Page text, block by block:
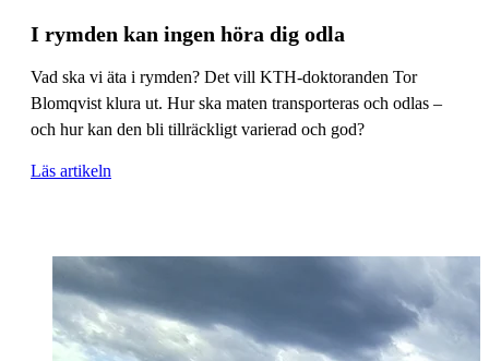
I rymden kan ingen höra dig odla
Vad ska vi äta i rymden? Det vill KTH-doktoranden Tor
Blomqvist klura ut. Hur ska maten transporteras och odlas –
och hur kan den bli tillräckligt varierad och god?
Läs artikeln